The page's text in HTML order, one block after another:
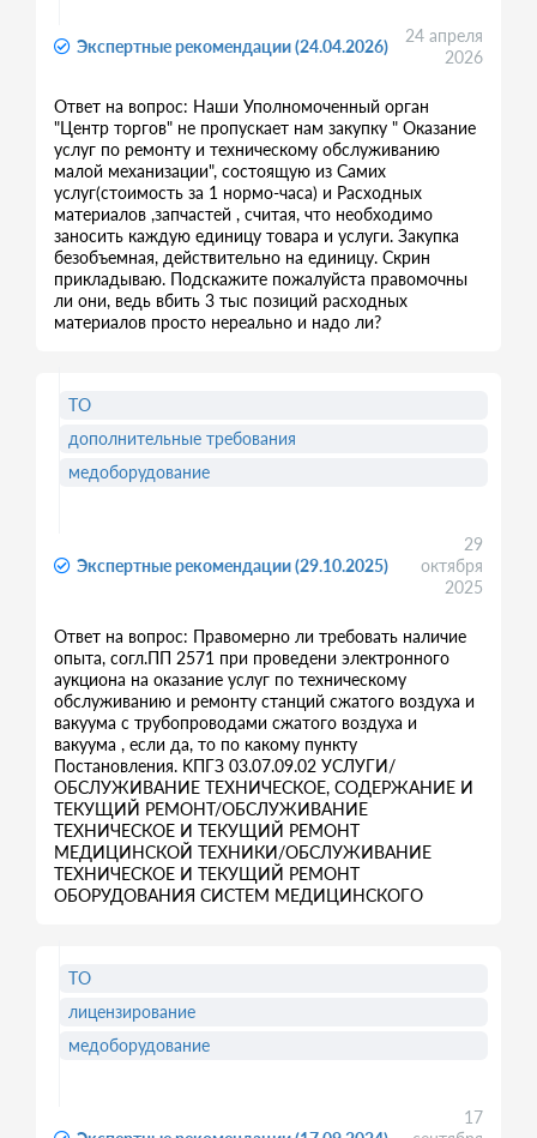
Экспертные рекомендации (24.04.2026)
24 апреля
2026
Ответ на вопрос: Наши Уполномоченный орган
"Центр торгов" не пропускает нам закупку " Оказание
услуг по ремонту и техническому обслуживанию
малой механизации", состоящую из Самих
услуг(стоимость за 1 нормо-часа) и Расходных
материалов ,запчастей , считая, что необходимо
заносить каждую единицу товара и услуги. Закупка
безобъемная, действительно на единицу. Скрин
прикладываю. Подскажите пожалуйста правомочны
ли они, ведь вбить 3 тыс позиций расходных
материалов просто нереально и надо ли?
Экспертные рекомендации (29.10.2025)
29
октября
2025
Ответ на вопрос: Правомерно ли требовать наличие
опыта, согл.ПП 2571 при проведени электронного
аукциона на оказание услуг по техническому
обслуживанию и ремонту станций сжатого воздуха и
вакуума с трубопроводами сжатого воздуха и
вакуума , если да, то по какому пункту
Постановления. KПГЗ 03.07.09.02 УСЛУГИ/
ОБСЛУЖИВАНИЕ ТЕХНИЧЕСКОЕ, СОДЕРЖАНИЕ И
ТЕКУЩИЙ РЕМОНТ/ОБСЛУЖИВАНИЕ
ТЕХНИЧЕСКОЕ И ТЕКУЩИЙ РЕМОНТ
МЕДИЦИНСКОЙ ТЕХНИКИ/ОБСЛУЖИВАНИЕ
ТЕХНИЧЕСКОЕ И ТЕКУЩИЙ РЕМОНТ
ОБОРУДОВАНИЯ СИСТЕМ МЕДИЦИНСКОГО
ТО
дополнительные требования
медоборудование
17
ТО
лицензирование
медоборудование